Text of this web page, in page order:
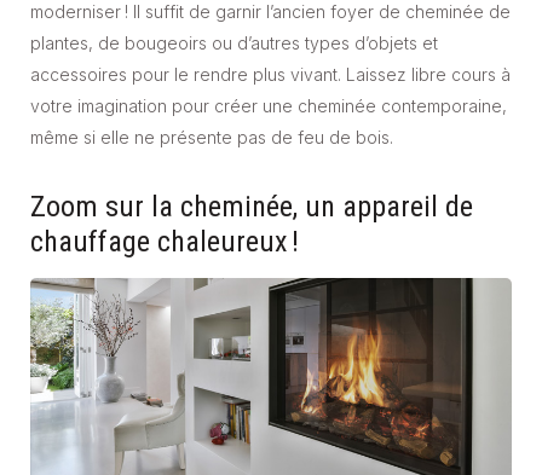
moderniser ! Il suffit de garnir l’ancien foyer de cheminée de
plantes, de bougeoirs ou d’autres types d’objets et
accessoires pour le rendre plus vivant. Laissez libre cours à
votre imagination pour créer une cheminée contemporaine,
même si elle ne présente pas de feu de bois.
Zoom sur la cheminée, un appareil de
chauffage chaleureux !